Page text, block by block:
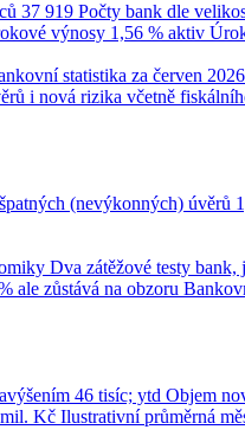
37 919 Počty bank dle
výnosy 1,56 % aktiv
statistika za červen 2026
i nová rizika včetně
(nevýkonných) úvěrů
Dva zátěžové testy bank,
ale zůstává na obzoru
46 tisíc; ytd Objem
Kč Ilustrativní průměrná